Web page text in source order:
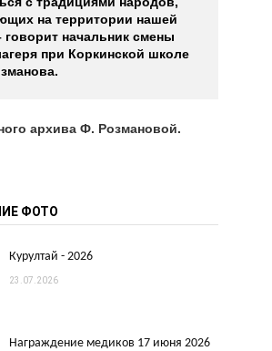
на территории нашей
говорит начальник смены
при Коркинской школе
архива Ф. Розмановой.
ФОТО
Курултай - 2026
23.07.2026
Награждение медиков 17 июня 2026